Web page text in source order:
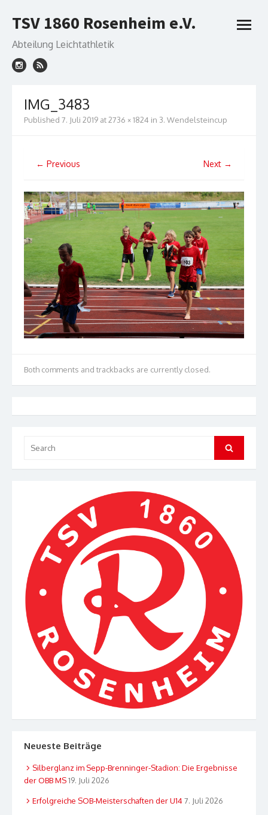
to
TSV 1860 Rosenheim e.V.
Abteilung Leichtathletik
open
IMG_3483
Published 7. Juli 2019 at2736 × 1824 in 3. Wendelsteincup
← Previous Next →
Both comments and trackbacks are currently closed.
for:
Search
Neueste Beiträge
Silberglanz im Sepp-Brenninger-Stadion: Die Ergebnisse
der OBB MS19. Juli 2026
Erfolgreiche SOB-Meisterschaften der U14 7. Juli 2026